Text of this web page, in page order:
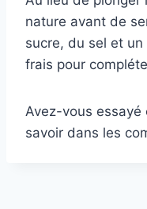
nature avant de
sucre, du sel et
frais pour
Avez-vous essayé
savoir dans les